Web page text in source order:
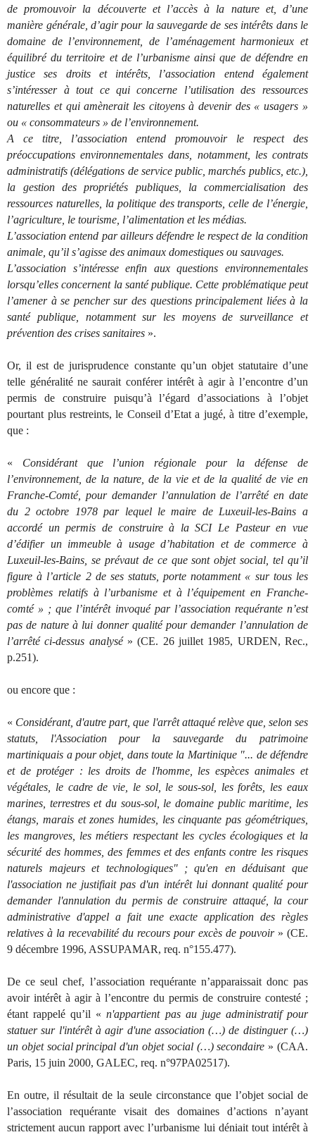
de promouvoir la découverte et l’accès à la nature et, d’une
manière générale, d’agir pour la sauvegarde de ses intérêts dans le
domaine de l’environnement, de l’aménagement harmonieux et
équilibré du territoire et de l’urbanisme ainsi que de défendre en
justice ses droits et intérêts, l’association entend également
s’intéresser à tout ce qui concerne l’utilisation des ressources
naturelles et qui amènerait les citoyens à devenir des « usagers »
ou « consommateurs » de l’environnement.
A ce titre, l’association entend promouvoir le respect des
préoccupations environnementales dans, notamment, les contrats
administratifs (délégations de service public, marchés publics, etc.),
la gestion des propriétés publiques, la commercialisation des
ressources naturelles, la politique des transports, celle de l’énergie,
l’agriculture, le tourisme, l’alimentation et les médias.
L’association entend par ailleurs défendre le respect de la condition
animale, qu’il s’agisse des animaux domestiques ou sauvages.
L’association s’intéresse enfin aux questions environnementales
lorsqu’elles concernent la santé publique. Cette problématique peut
l’amener à se pencher sur des questions principalement liées à la
santé publique, notamment sur les moyens de surveillance et
prévention des crises sanitaires ».
Or, il est de jurisprudence constante qu’un objet statutaire d’une
telle généralité ne saurait conférer intérêt à agir à l’encontre d’un
permis de construire puisqu’à l’égard d’associations à l’objet
pourtant plus restreints, le Conseil d’Etat a jugé, à titre d’exemple,
que :
« Considérant que l’union régionale pour la défense de
l’environnement, de la nature, de la vie et de la qualité de vie en
Franche-Comté, pour demander l’annulation de l’arrêté en date
du 2 octobre 1978 par lequel le maire de Luxeuil-les-Bains a
accordé un permis de construire à la SCI Le Pasteur en vue
d’édifier un immeuble à usage d’habitation et de commerce à
Luxeuil-les-Bains, se prévaut de ce que sont objet social, tel qu’il
figure à l’article 2 de ses statuts, porte notamment « sur tous les
problèmes relatifs à l’urbanisme et à l’équipement en Franche-
comté » ; que l’intérêt invoqué par l’association requérante n’est
pas de nature à lui donner qualité pour demander l’annulation de
l’arrêté ci-dessus analysé» (CE. 26 juillet 1985, URDEN, Rec.,
p.251).
ou encore que :
« Considérant, d'autre part, que l'arrêt attaqué relève que, selon ses
statuts, l'Association pour la sauvegarde du patrimoine
martiniquais a pour objet, dans toute la Martinique "... de défendre
et de protéger : les droits de l'homme, les espèces animales et
végétales, le cadre de vie, le sol, le sous-sol, les forêts, les eaux
marines, terrestres et du sous-sol, le domaine public maritime, les
étangs, marais et zones humides, les cinquante pas géométriques,
les mangroves, les métiers respectant les cycles écologiques et la
sécurité des hommes, des femmes et des enfants contre les risques
naturels majeurs et technologiques" ; qu'en en déduisant que
l'association ne justifiait pas d'un intérêt lui donnant qualité pour
demander l'annulation du permis de construire attaqué, la cour
administrative d'appel a fait une exacte application des règles
relatives à la recevabilité du recours pour excès de pouvoir» (CE.
9 décembre 1996, ASSUPAMAR, req. n°155.477).
De ce seul chef, l’association requérante n’apparaissait donc pas
avoir intérêt à agir à l’encontre du permis de construire contesté ;
étant rappelé qu’il «n'appartient pas au juge administratif pour
statuer sur l'intérêt à agir d'une association (…) de distinguer (…)
un objet social principal d'un objet social (…) secondaire » (CAA.
Paris, 15 juin 2000, GALEC, req. n°97PA02517).
En outre, il résultait de la seule circonstance que l’objet social de
l’association requérante visait des domaines d’actions n’ayant
strictement aucun rapport avec l’urbanisme lui déniait tout intérêt à